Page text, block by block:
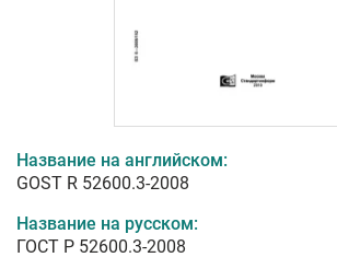
Название на английском:
GOST R 52600.3-2008
Название на русском:
ГОСТ Р 52600.3-2008